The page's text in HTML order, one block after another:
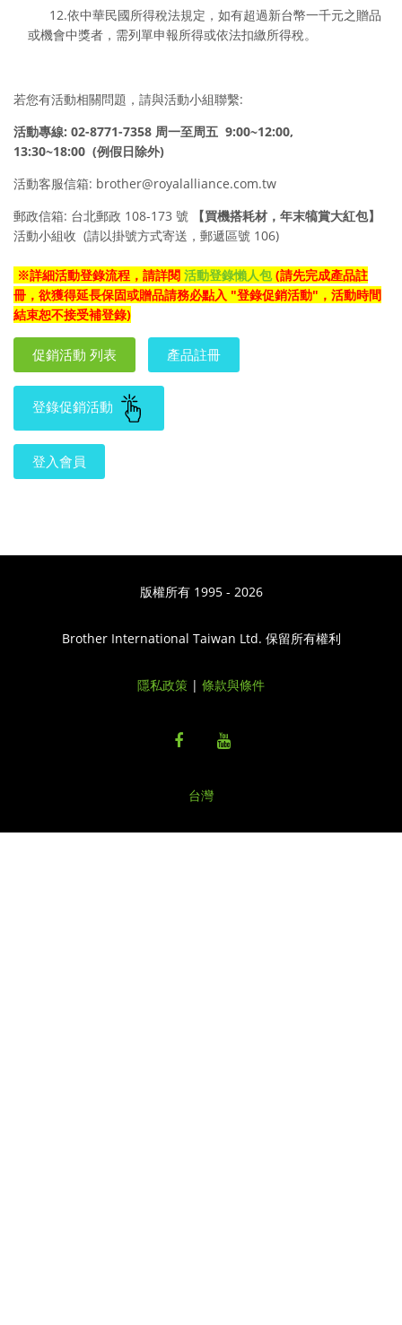
12.依中華民國所得稅法規定，如有超過新台幣一千元之贈品
或機會中獎者，需列單申報所得或依法扣繳所得稅。
若您有活動相關問題，請與活動小組聯繫:
活動專線: 02-8771-7358 周一至周五 9:00~12:00,
13:30~18:00 (例假日除外)
活動客服信箱: brother@royalalliance.com.tw
郵政信箱: 台北郵政 108-173 號
【買機搭耗材，年末犒賞大紅包】
活動小組收 (請以掛號方式寄送，郵遞區號 106)
※詳細活動登錄流程，請詳閱 活動登錄懶人包 (請先完成產品註
冊，欲獲得延長保固或贈品請務必點入 "登錄促銷活動"，活動時間
結束恕不接受補登錄)
促銷活動 列表 產品註冊
登錄促銷活動
登入會員
版權所有 1995 - 2026
Brother International Taiwan Ltd. 保留所有權利
隱私政策 | 條款與條件
台灣